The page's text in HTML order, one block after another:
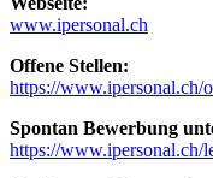
www.ipersonal.ch
Offene Stellen:
https://www.ipersonal.ch/
Spontan Bewerbung
https://www.ipersonal.ch/